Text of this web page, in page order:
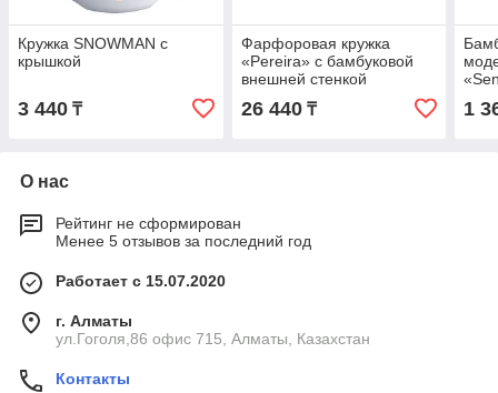
Кружка SNOWMAN с
крышкой
3 440 ₸
Фарфоровая кружка
«Pereira» с бамбуковой
внешней стенкой
26 440₸ 1
О нас
Рейтинг не сформирован
Менее 5 отзывов за последний год
Работает с 15.07.2020
г. Алматы
ул.Гоголя,86 офис 715, Алматы, Казахстан
Контакты